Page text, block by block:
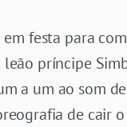
festa para
príncipe
a um ao som de
de cair